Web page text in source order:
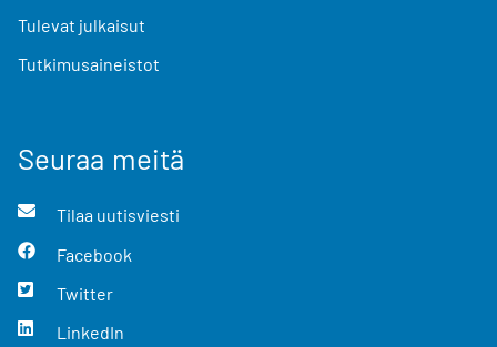
Tulevat julkaisut
Tutkimusaineistot
Seuraa meitä
Tilaa uutisviesti
Facebook
Twitter
LinkedIn